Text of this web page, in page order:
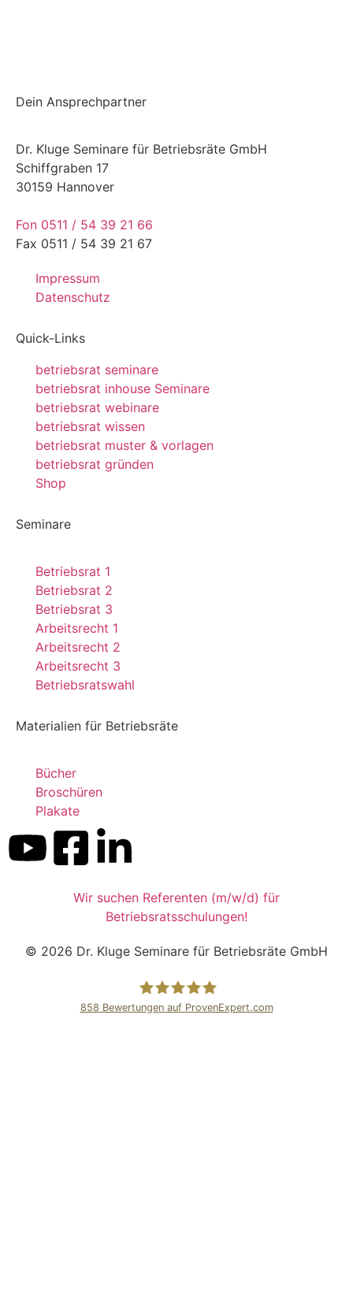
Dein Ansprechpartner
Dr. Kluge Seminare für Betriebsräte GmbH
Schiffgraben 17
30159 Hannover
Fon 0511 / 54 39 21 66
Fax 0511 / 54 39 21 67
Impressum
Datenschutz
Quick-Links
betriebsrat seminare
betriebsrat inhouse Seminare
betriebsrat webinare
betriebsrat wissen
betriebsrat muster & vorlagen
betriebsrat gründen
Shop
Seminare
Betriebsrat 1
Betriebsrat 2
Betriebsrat 3
Arbeitsrecht 1
Arbeitsrecht 2
Arbeitsrecht 3
Betriebsratswahl
Materialien für Betriebsräte
Bücher
Broschüren
Plakate
Wir suchen Referenten (m/w/d) für
Betriebsratsschulungen!
© 2026 Dr. Kluge Seminare für Betriebsräte GmbH
858 Bewertungen auf ProvenExpert.com